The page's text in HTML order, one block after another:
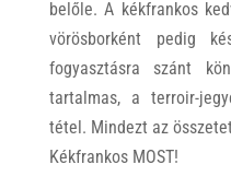
belőle. A kékfrankos
vörösborként pedig
fogyasztásra szánt
tartalmas, a terroir-
tétel. Mindezt az
Kékfrankos MOST!